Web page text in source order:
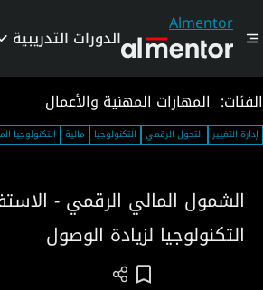
Almentor
الدورات التدريبية
الفئات: المهارات المهنية والأعمال
إدارة التغيير التحول الرقمي التكنولوجيا مالية التكنولوجيا
الشمول المالي
التكنولوجيا لزيادة الوصول